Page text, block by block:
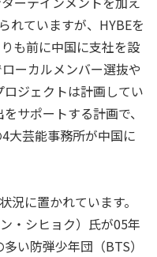
れていますが、HYBEを
も前に中国に支社を設
ーカルメンバー選抜や
ジェクトは計画してい
サポートする計画で、
大芸能事務所が中国に
況に置かれています。
・シヒョク）氏が05年
い防弾少年団（BTS）